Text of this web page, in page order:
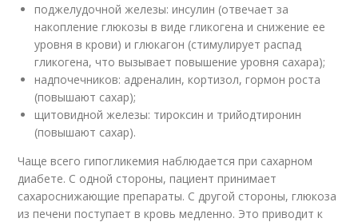
поджелудочной железы: инсулин (отвечает за
накопление глюкозы в виде гликогена и снижение ее
уровня в крови) и глюкагон (стимулирует распад
гликогена, что вызывает повышение уровня сахара);
надпочечников: адреналин, кортизол, гормон роста
(повышают сахар);
щитовидной железы: тироксин и трийодтиронин
(повышают сахар).
Чаще всего гипогликемия наблюдается при сахарном
диабете. С одной стороны, пациент принимает
сахароснижающие препараты. С другой стороны, глюкоза
из печени поступает в кровь медленно. Это приводит к